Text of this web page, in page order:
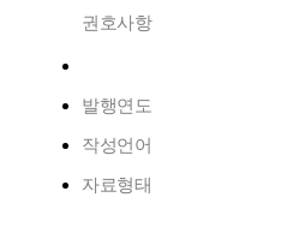
권호사항
발행연도
작성언어
자료형태